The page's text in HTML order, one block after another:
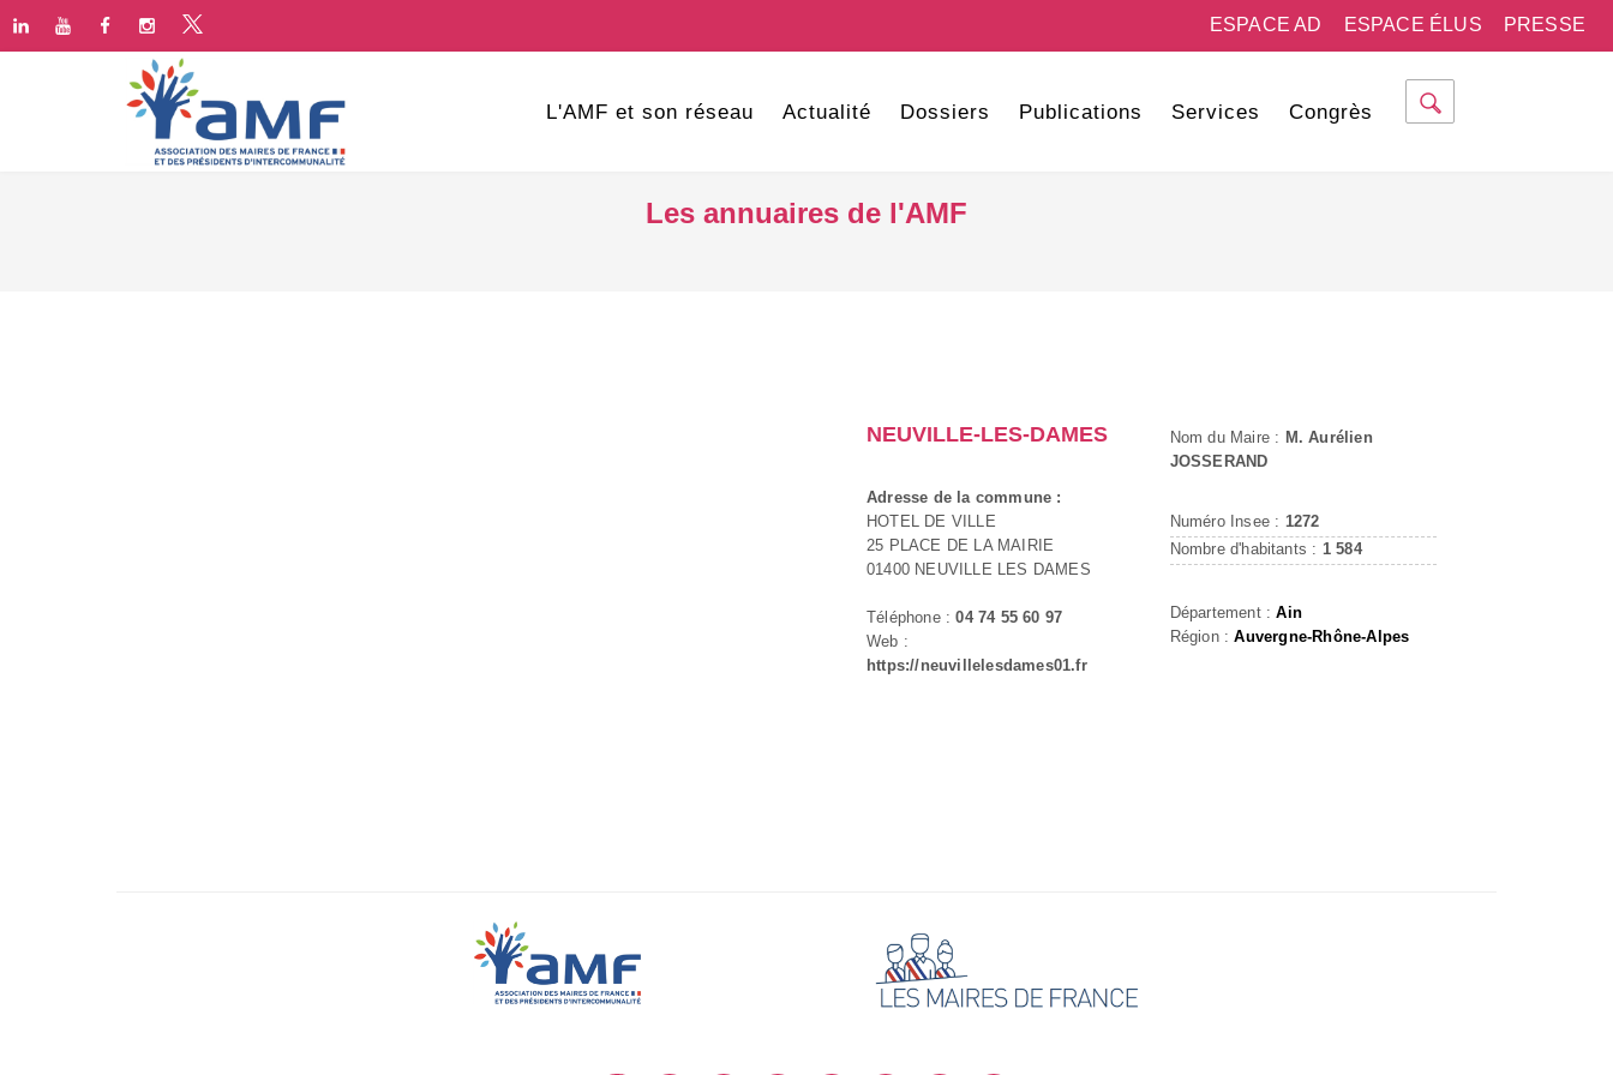
PRESSE
ESPACE ÉLUS
ESPACE AD
L'AMF et son réseau Actualité Dossiers Publications Services Congrès
Les annuaires de l'AMF
NEUVILLE-LES-DAMES
Adresse de la commune :
HOTEL DE VILLE
25 PLACE DE LA MAIRIE
01400 NEUVILLE LES DAMES
Téléphone :04 74 55 60 97
Web :
https://neuvillelesdames01.fr
Nom du Maire : M. Aurélien
JOSSERAND
Numéro Insee : 1272
Nombre d'habitants : 1 584
Département :Ain
Région :Auvergne-Rhône-Alpes